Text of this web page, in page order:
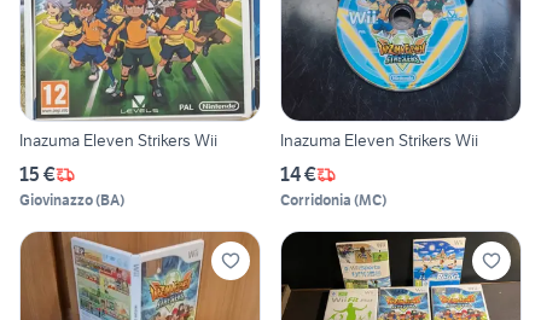
Inazuma Eleven Strikers Wii
15 €
Giovinazzo(BA)
Inazuma Eleven Strikers Wii
14 €
Corridonia (MC)